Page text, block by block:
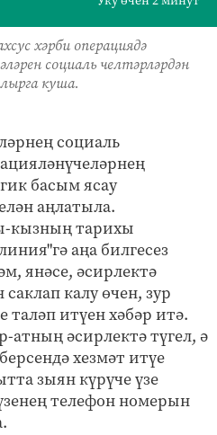
хәрби операциядә
социаль челтәрләрдән
куша.
социаль
басым ясау
аңлатыла.
кызның тарихы
аңа билгесез
янәсе, әсирлектә
калу өчен, зур
таләп итүен хәбәр итә.
атның әсирлектә түгел, ә
хезмәт итүе
зыян күрүче үзе
телефон номерын